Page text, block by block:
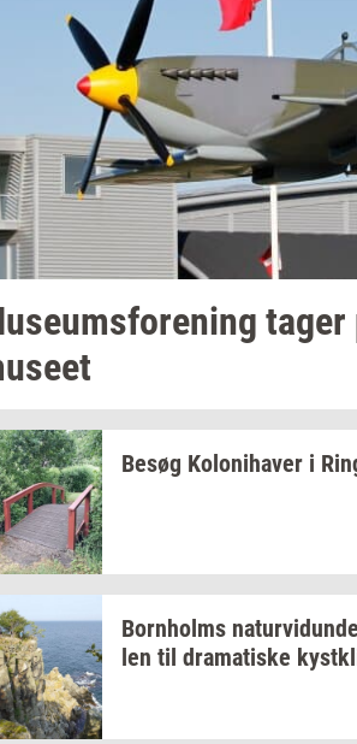
tager
Besøg Ko­lo­ni­ha­ver i
Born­holms
len til dra­ma­ti­ske